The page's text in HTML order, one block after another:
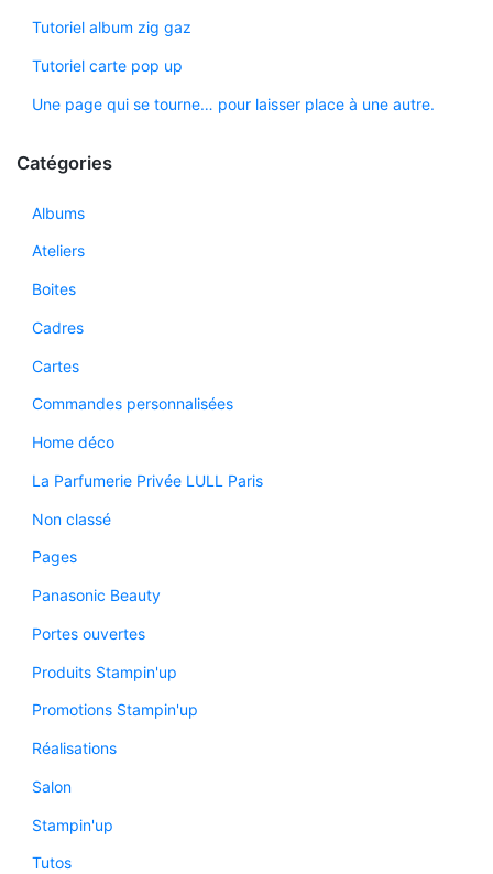
Tutoriel album zig gaz
Tutoriel carte pop up
Une page qui se tourne… pour laisser place à une autre.
Catégories
Albums
Ateliers
Boites
Cadres
Cartes
Commandes personnalisées
Home déco
La Parfumerie Privée LULL Paris
Non classé
Pages
Panasonic Beauty
Portes ouvertes
Produits Stampin'up
Promotions Stampin'up
Réalisations
Salon
Stampin'up
Tutos